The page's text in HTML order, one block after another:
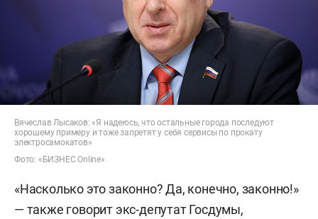
Вячеслав Лысаков: «Я надеюсь, что остальные города последуют
хорошему примеру и тоже запретят у себя сервисы по прокату
электросамокатов»
Фото: «БИЗНЕС Online»
«Насколько это законно? Да, конечно, законно!»
— также говорит экс-депутат Госдумы,